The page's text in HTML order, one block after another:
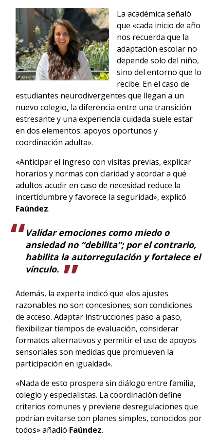
La académica señaló
que «cada inicio de año
nos recuerda que la
adaptación escolar no
depende solo del niño,
sino del entorno que lo
recibe. En el caso de
estudiantes neurodivergentes que llegan a un
nuevo colegio, la diferencia entre una transición
estresante y una experiencia cuidada suele estar
en dos elementos: apoyos oportunos y
coordinación adulta».
«Anticipar el ingreso con visitas previas, explicar
horarios y normas con claridad y acordar a qué
adultos acudir en caso de necesidad reduce la
incertidumbre y favorece la seguridad», explicó
Faúndez.
Validar emociones como miedo o
ansiedad no “debilita”; por el contrario,
habilita la autorregulación y fortalece el
vínculo.
Además, la experta indicó que «los ajustes
razonables no son concesiones; son condiciones
de acceso. Adaptar instrucciones paso a paso,
flexibilizar tiempos de evaluación, considerar
formatos alternativos y permitir el uso de apoyos
sensoriales son medidas que promueven la
participación en igualdad».
«Nada de esto prospera sin diálogo entre familia,
colegio y especialistas. La coordinación define
criterios comunes y previene desregulaciones que
podrían evitarse con planes simples, conocidos por
todos» añadió Faúndez.